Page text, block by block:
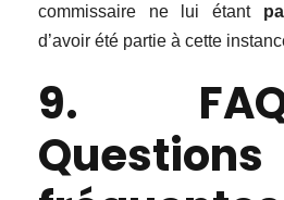
commissaire ne lui étant
d’avoir été partie à cette
9.
Questions